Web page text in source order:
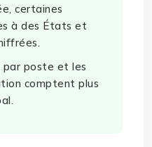
certaines
à des États et
par poste et les
comptent plus